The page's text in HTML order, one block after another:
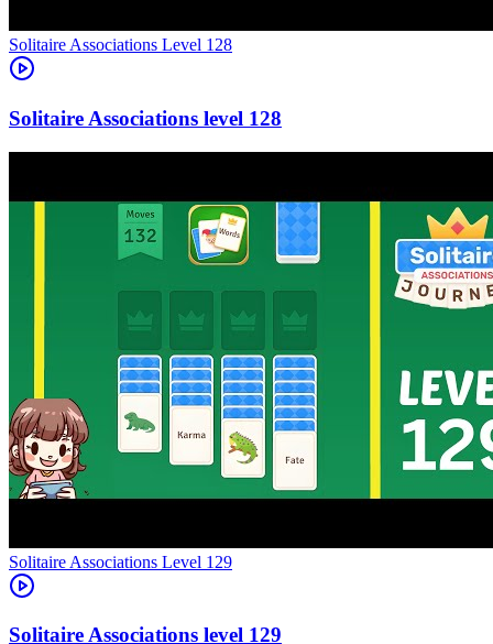
Level 128
128
Level 129
129